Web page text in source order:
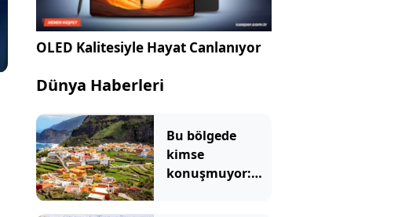
OLED Kalitesiyle Hayat Canlanıyor
Dünya Haberleri
Bu bölgede
kimse
konuşmuyor: